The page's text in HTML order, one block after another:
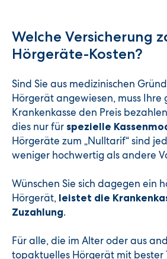
Welche Versicherung
Hörgeräte-Kosten?
Sind Sie aus medizinischen
Hörgerät angewiesen, muss Ihre
Krankenkasse den Preis
dies nur für spezielle
Hörgeräte zum „Nulltarif“ sind
weniger hochwertig als andere
Wünschen Sie sich dagegen ein
Hörgerät, leistet die
Zuzahlung.
Für alle, die im Alter oder aus
topaktuelles Hörgerät mit bester